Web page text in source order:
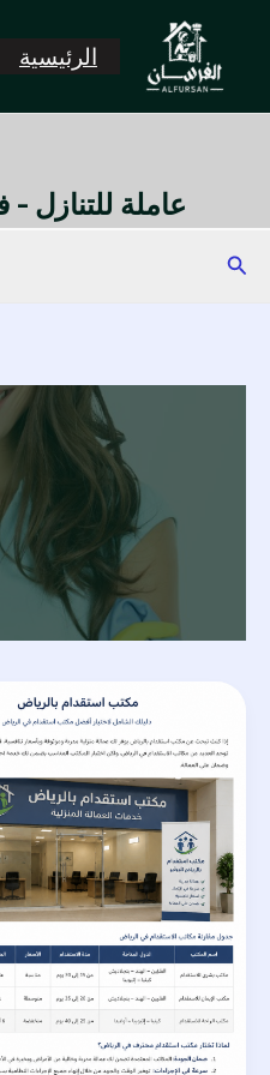
المحتوى
الرئيسية
عاملة للتنازل
البحث
استقدام
بالرياض